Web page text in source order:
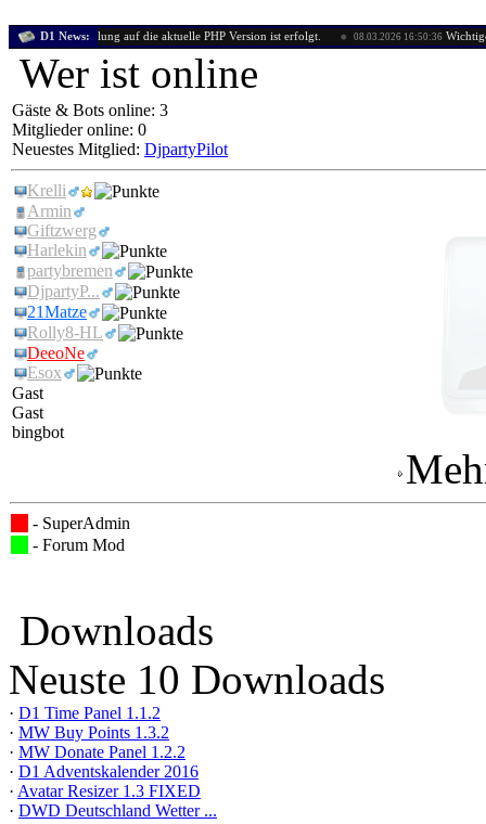
D1 News:
Die Umstellung auf die aktuelle PHP Version ist erfolgt. 08.03.2026 16:50:36 Wichtige
Wer ist online
Gäste & Bots online: 3
Mitglieder online: 0
Neuestes Mitglied: DjpartyPilot
Krelli
Armin
Giftzwerg
Harlekin
partybremen
DjpartyP...
21Matze
Rolly8-HL
DeeoNe
Esox
Gast
Gast
bingbot
- SuperAdmin
- Forum Mod
Downloads
Neuste 10 Downloads
· D1 Time Panel 1.1.2
· MW Buy Points 1.3.2
· MW Donate Panel 1.2.2
· D1 Adventskalender 2016
· Avatar Resizer 1.3 FIXED
· DWD Deutschland Wetter ...